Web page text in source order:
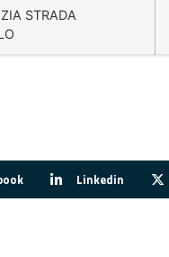
STRADA
Linkedin